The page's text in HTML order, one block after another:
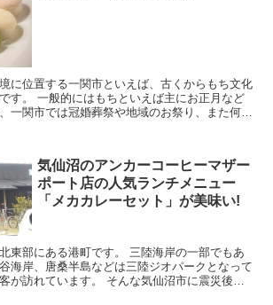
に位置する一関市といえば、古くからもち文化
す。 一般的にはもちといえば主にお正月など
一関市では冠婚葬祭や地域のお祭り、また何も
気仙沼のアンカーコーヒーマザー
ポート店の人気ランチメニュー
「メカカレーセット」が美味い!
東部にある港町です。 三陸海岸の一部でもあ
海岸、唐桑半島などは三陸ジオパークとなって
が訪れています。 そんな気仙沼市に震災後の